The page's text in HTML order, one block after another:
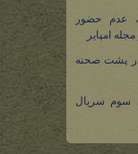
عدم حضور
امپایر
در پشت صحنه
سوم سریال